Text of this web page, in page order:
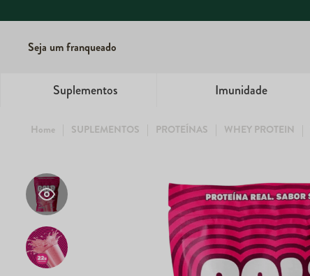
Seja um franqueado
Suplementos Imunidade
SUPLEMENTOS PROTEÍNAS WHEY PROTEIN